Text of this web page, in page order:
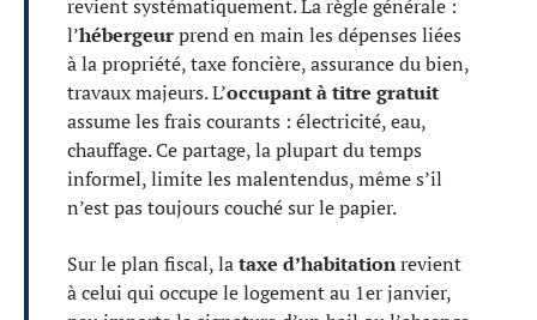
revient systématiquement. La règle générale :
l’hébergeurprend en main les dépenses liées
à la propriété, taxe foncière, assurance du bien,
travaux majeurs. L’occupant à titre gratuit
assume les frais courants : électricité, eau,
chauffage. Ce partage, la plupart du temps
informel, limite les malentendus, même s’il
n’est pas toujours couché sur le papier.
Sur le plan fiscal, lataxe d’habitationrevient
à celui qui occupe le logement au 1er janvier,